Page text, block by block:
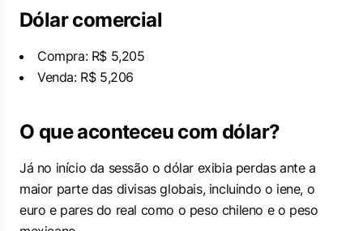
Dólar comercial
Compra: R$ 5,205
Venda: R$ 5,206
O que aconteceu com dólar?
Já no início da sessão o dólar exibia perdas ante a
maior parte das divisas globais, incluindo o iene, o
euro e pares do real como o peso chileno e o peso